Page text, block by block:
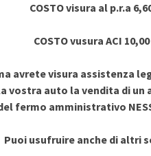
COSTO visura al p.r.a
COSTO vusura ACI 10,00
ma avrete visura
vostra auto la vendita di
amministrativo
Puoi usufruire anche di altri